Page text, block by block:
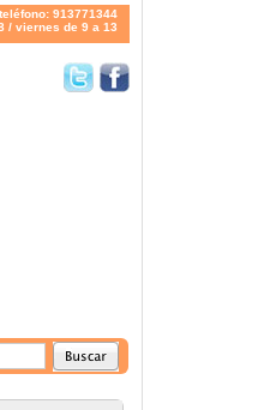
913771344
/ viernes de 9 a 13